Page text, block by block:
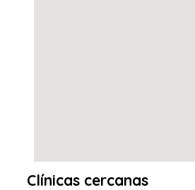
Clínicas cercanas